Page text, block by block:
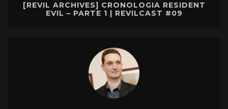
[REVIL ARCHIVES] CRONOLOGIA RESIDENT
EVIL – PARTE 1 | REVILCAST #09